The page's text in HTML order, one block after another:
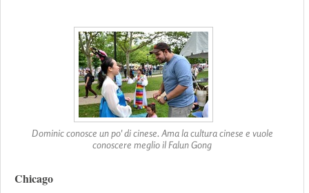
Dominic conosce un po' di cinese. Ama la cultura cinese e vuole
conoscere meglio il Falun Gong
Chicago